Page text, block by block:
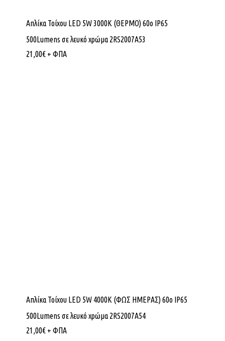
Απλίκα Τοίχου LED 5W 3000K (ΘΕΡΜΟ) 60ο IP65
500Lumens σε λευκό χρώμα 2RS2007A53
21,00€ + ΦΠΑ
Απλίκα Τοίχου LED 5W 4000K (ΦΩΣ ΗΜΕΡΑΣ) 60ο IP65
500Lumens σε λευκό χρώμα 2RS2007A54
21,00€ + ΦΠΑ